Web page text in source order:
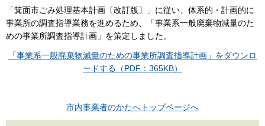
「箕面市ごみ処理基本計画〔改訂版〕」に従い、体系的・計画的に
事業所の調査指導業務を進めるため、「事業系一般廃棄物減量のた
めの事業所調査指導計画」を策定しました。
「事業系一般廃棄物減量のための事業所調査指導計画」をダウンロ
ードする（PDF：365KB）
市内事業者のかたへトップページへ